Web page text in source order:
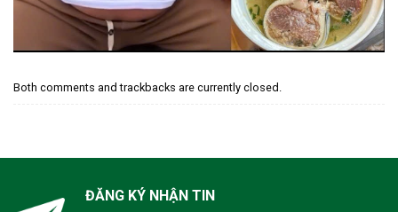
Both comments and trackbacks are currently closed.
ĐĂNG KÝ NHẬN TIN